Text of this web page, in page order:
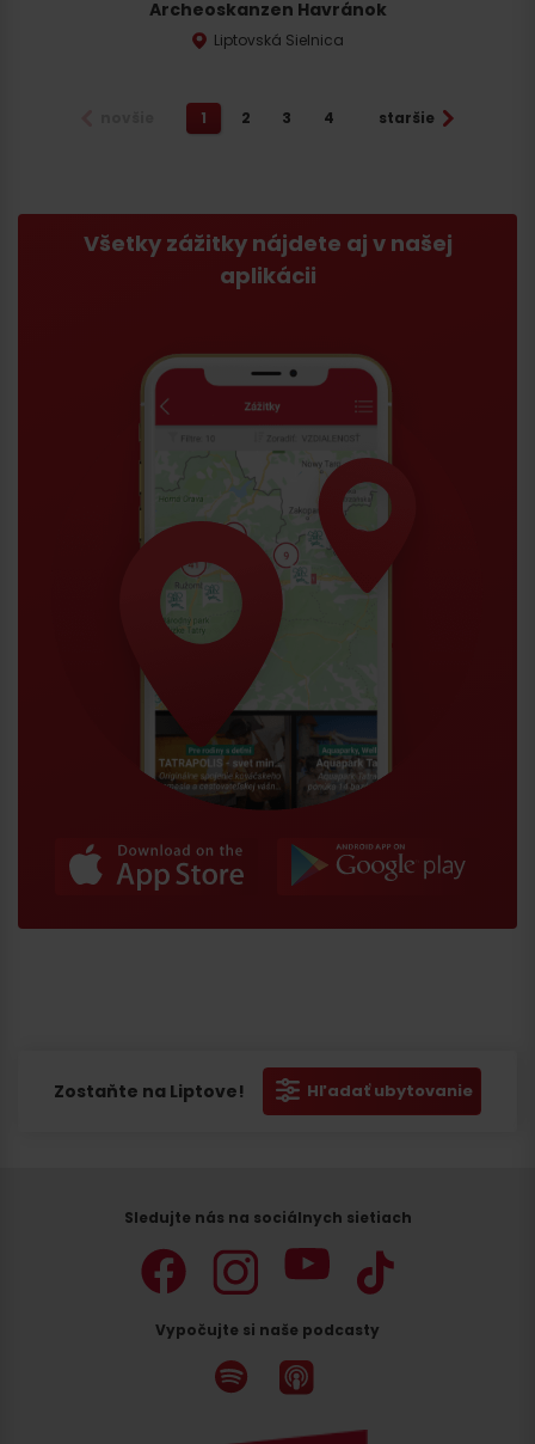
Archeoskanzen Havránok
Liptovská Sielnica
1 2 3 4 staršie
Všetky zážitky nájdete aj v našej
aplikácii
Zostaňte na Liptove! Hľadať ubytovanie
Sledujte nás na sociálnych sietiach
Vypočujte si naše podcasty